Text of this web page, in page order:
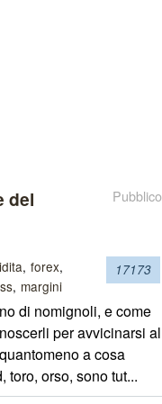
Pubblico
del
17173
forex
margini
di nomignoli, e come
per avvicinarsi al
a cosa
toro, orso, sono tut...